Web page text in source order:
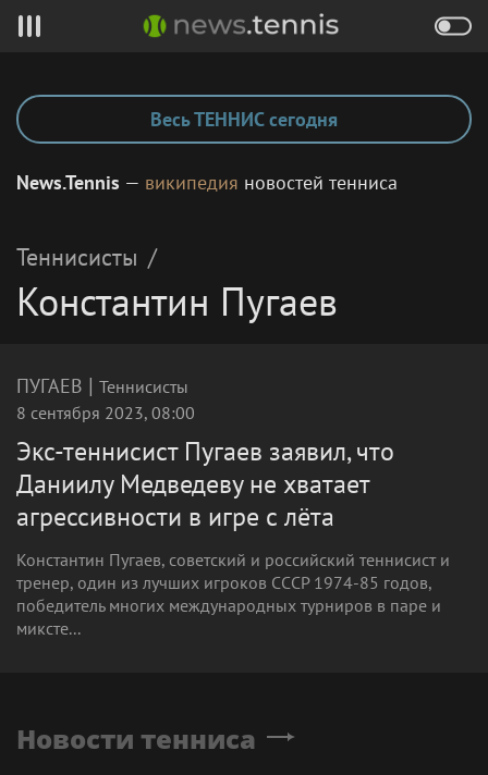
Весь ТЕННИС сегодня
News.Tennis — википедия новостей тенниса
Теннисисты /
Константин Пугаев
ПУГАЕВ | Теннисисты
8 сентября 2023, 08:00
Экс-теннисист Пугаев заявил, что
Даниилу Медведеву не хватает
агрессивности в игре с лёта
Константин Пугаев, советский и российский теннисист и
тренер, один из лучших игроков СCCР 1974-85 годов,
победитель многих международных турниров в паре и
миксте...
Новости тенниса